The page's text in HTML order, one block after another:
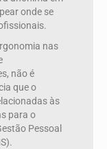
onde se
nas
não é
que o
às
para o
Pessoal